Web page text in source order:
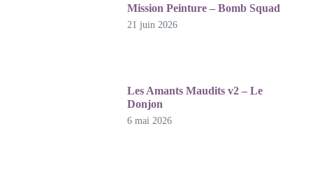
Mission Peinture – Bomb Squad
21 juin 2026
Les Amants Maudits v2 – Le
Donjon
6 mai 2026